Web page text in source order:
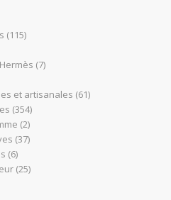
(115)
(7)
et artisanales (61)
(354)
(2)
(37)
(6)
(25)